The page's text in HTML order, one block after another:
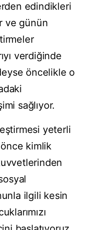
edindikleri
ve günün
verdiğinde
öncelikle o
sağlıyor.
yeterli
kimlik
ilgili kesin